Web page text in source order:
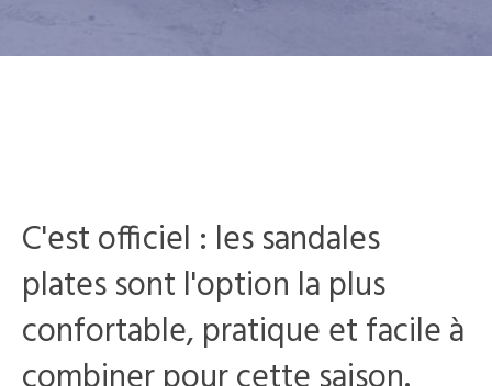
C'est officiel : les sandales
plates sont l'option la plus
confortable, pratique et facile à